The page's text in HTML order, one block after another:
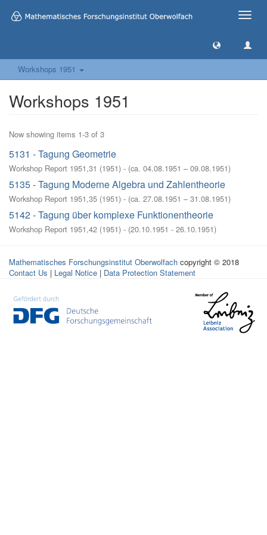
Toggle
Workshops 1951
Workshops 1951
Now showing items 1-3 of 3
5131 - Tagung Geometrie
Workshop Report 1951,31 (1951) - (ca. 04.08.1951 – 09.08.1951)
5135 - Tagung Moderne Algebra und Zahlentheorie
Workshop Report 1951,35 (1951) - (ca. 27.08.1951 – 31.08.1951)
5142 - Tagung über komplexe Funktionentheorie
Workshop Report 1951,42 (1951) - (20.10.1951 - 26.10.1951)
Mathematisches Forschungsinstitut Oberwolfach copyright © 2018
Contact Us | Legal Notice | Data Protection Statement